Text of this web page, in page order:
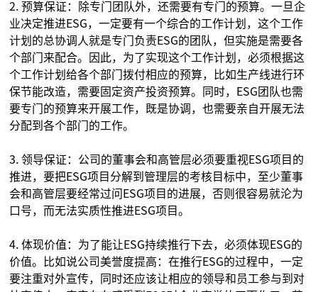
2. 预算保证：除专门团队外，还需要有专门的预算。一旦企
业决定推进ESG，一定要有一个综合的工作计划，这个工作
计划的总协调人就是专门负责ESG的团队，但实施是需要各
个部门来配合。因此，为了实现这个工作计划，必须根据这
个工作计划给各个部门拨付相应的预算，比如生产线进行环
保节能改造，需要固定资产投资预算。同时，ESG团队也需
要专门的预算来开展工作，既是协调，也需要亲自开展无法
分配到各个部门的工作。
3. 领导保证：公司的董事会和高管层必须要重视ESG项目的
推进，要把ESG项目分解到管理层的考核目标中，至少董事
会和高管层要经常过问ESG项目的进展，否则很容易就沦为
口号，而无法实质性推进ESG项目。
4. 体现价值：为了能让ESG持续推行下去，必须体现ESG的
价值。比如说公司美誉度提高：在推行ESG的过程中，一定
要注重对外宣传，同时还应该让相应的领导和员工参与到对